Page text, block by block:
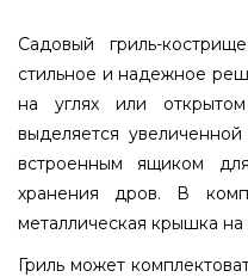
Садовый гриль-
стильное и надежное
на углях или
выделяется
встроенным ящиком
хранения дров. В
металлическая крышка на
Гриль может